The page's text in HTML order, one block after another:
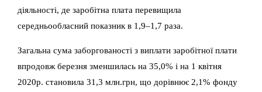
діяльності, де заробітна плата перевищила
середньообласний показник в 1,9–1,7 раза.
Загальна сума заборгованості з виплати заробітної плати
впродовж березня зменшилась на 35,0% і на 1 квітня
2020р. становила 31,3 млн.грн, що дорівнює 2,1% фонду